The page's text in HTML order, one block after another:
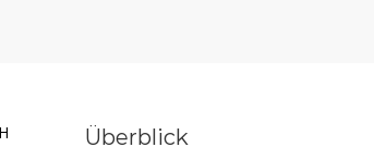
Überblick